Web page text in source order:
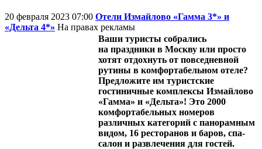
20 февраля 2023 07:00 Отели Измайлово «Гамма 3*» и
«Дельта 4*» На правах рекламы
Ваши туристы собрались
на праздники в Москву или просто
хотят отдохнуть от повседневной
рутины в комфортабельном отеле?
Предложите им туристские
гостиничные комплексы Измайлово
«Гамма» и «Дельта»! Это 2000
комфортабельных номеров
различных категорий с панорамным
видом, 16 ресторанов и баров, спа-
салон и развлечения для гостей.